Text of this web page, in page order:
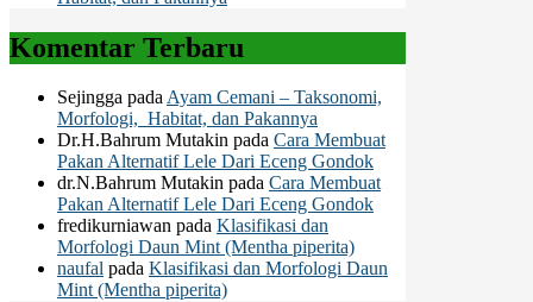
Komentar Terbaru
Sejingga padaAyam Cemani – Taksonomi,
Morfologi, Habitat, dan Pakannya
Dr.H.Bahrum Mutakin pada Cara Membuat
Pakan Alternatif Lele Dari Eceng Gondok
dr.N.Bahrum Mutakin pada Cara Membuat
Pakan Alternatif Lele Dari Eceng Gondok
fredikurniawan pada Klasifikasi dan
Morfologi Daun Mint (Mentha piperita)
naufal pada Klasifikasi dan Morfologi Daun
Mint (Mentha piperita)